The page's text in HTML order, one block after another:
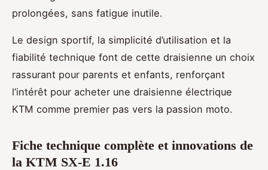
prolongées, sans fatigue inutile.
Le design sportif, la simplicité d’utilisation et la
fiabilité technique font de cette draisienne un choix
rassurant pour parents et enfants, renforçant
l’intérêt pour acheter une draisienne électrique
KTM comme premier pas vers la passion moto.
Fiche technique complète et innovations de
la KTM SX-E 1.16